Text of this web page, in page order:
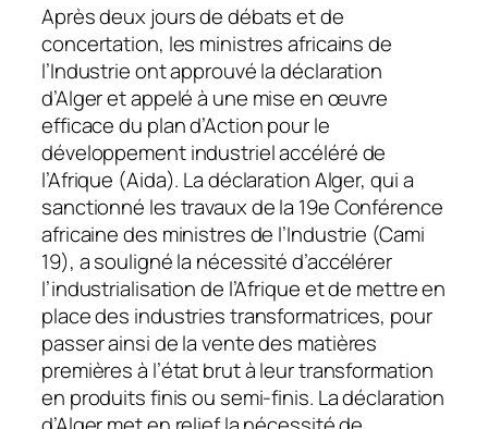
Après deux jours de débats et de
concertation, les ministres africains de
l’Industrie ont approuvé la déclaration
d’Alger et appelé à une mise en œuvre
efficace du plan d’Action pour le
développement industriel accéléré de
l’Afrique (Aida). La déclaration Alger, qui a
sanctionné les travaux de la 19e Conférence
africaine des ministres de l’Industrie (Cami
19), a souligné la nécessité d’accélérer
l’industrialisation de l’Afrique et de mettre en
place des industries transformatrices, pour
passer ainsi de la vente des matières
premières à l’état brut à leur transformation
en produits finis ou semi-finis. La déclaration